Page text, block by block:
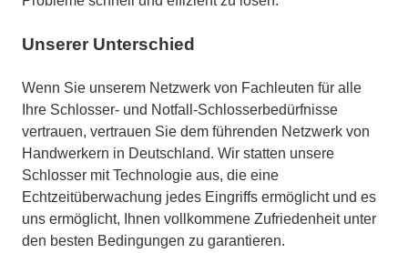
Unserer Unterschied
Wenn Sie unserem Netzwerk von Fachleuten für alle
Ihre Schlosser- und Notfall-Schlosserbedürfnisse
vertrauen, vertrauen Sie dem führenden Netzwerk von
Handwerkern in Deutschland. Wir statten unsere
Schlosser mit Technologie aus, die eine
Echtzeitüberwachung jedes Eingriffs ermöglicht und es
uns ermöglicht, Ihnen vollkommene Zufriedenheit unter
den besten Bedingungen zu garantieren.